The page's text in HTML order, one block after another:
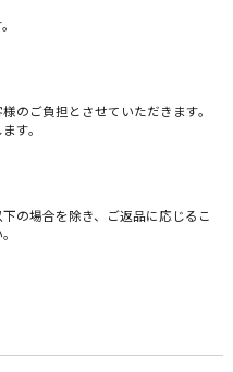
のご負担とさせていただきます。
す。
の場合を除き、ご返品に応じるこ